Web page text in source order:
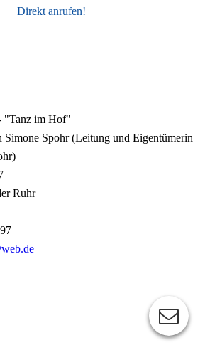
Direkt anrufen!
"Tanz im Hof"
Spohr (Leitung und Eigentümerin
Ruhr